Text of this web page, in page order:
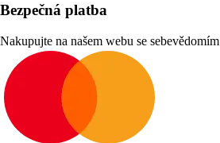
Bezpečná platba
Nakupujte na našem webu se sebevědomím